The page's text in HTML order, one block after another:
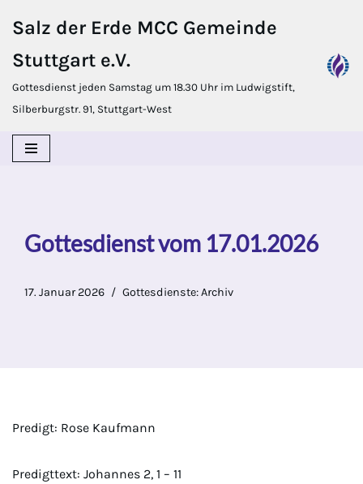
Inhalt
springen
Salz der Erde MCC Gemeinde
Stuttgart e.V.
Gottesdienst jeden Samstag um 18.30 Uhr im Ludwigstift,
Silberburgstr. 91, Stuttgart-West
Gottesdienst vom 17.01.2026
17. Januar 2026 Gottesdienste: Archiv
Predigt: Rose Kaufmann
Predigttext: Johannes 2, 1 – 11